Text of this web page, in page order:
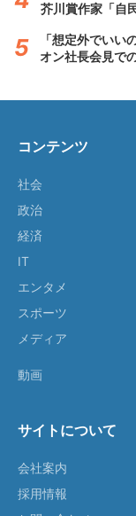
芥川賞作家「自
「想定外でい
オン社長会見で
コンテンツ
社会
政治
経済
IT
エンタメ
スポーツ
メディア
動画
サイトについて
会社案内
採用情報